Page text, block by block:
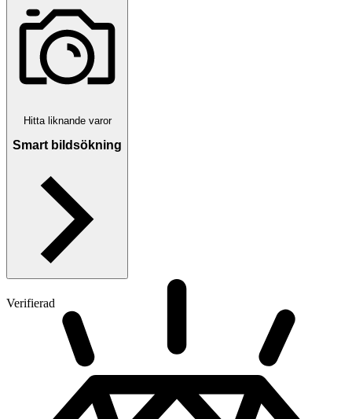
Verifierad
Hitta liknande varor
Smart bildsökning